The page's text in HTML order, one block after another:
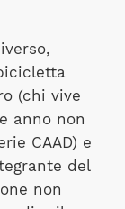
(chi vive
anno non
CAAD) e
del
non